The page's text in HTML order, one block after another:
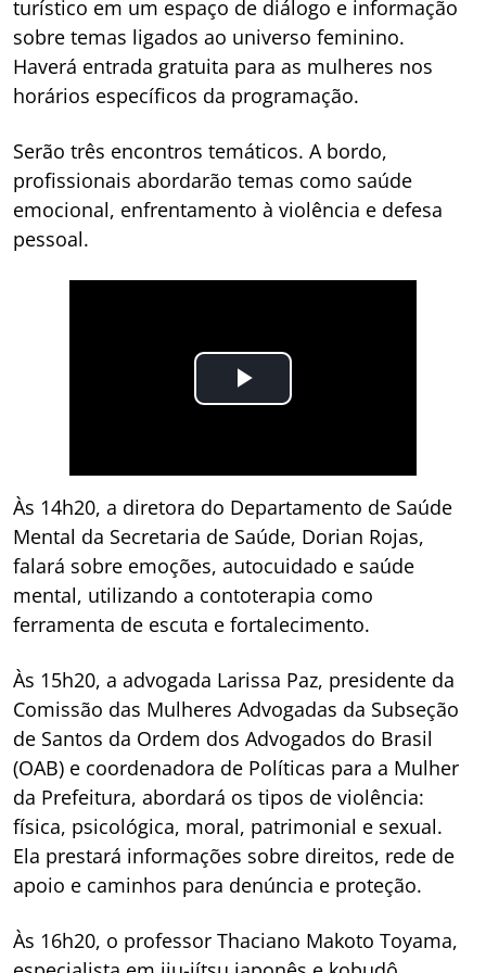
turístico em um espaço de diálogo e informação
sobre temas ligados ao universo feminino.
Haverá entrada gratuita para as mulheres nos
horários específicos da programação.
Serão três encontros temáticos. A bordo,
profissionais abordarão temas como saúde
emocional, enfrentamento à violência e defesa
pessoal.
Às 14h20, a diretora do Departamento de Saúde
Mental da Secretaria de Saúde, Dorian Rojas,
falará sobre emoções, autocuidado e saúde
mental, utilizando a contoterapia como
ferramenta de escuta e fortalecimento.
Às 15h20, a advogada Larissa Paz, presidente da
Comissão das Mulheres Advogadas da Subseção
de Santos da Ordem dos Advogados do Brasil
(OAB) e coordenadora de Políticas para a Mulher
da Prefeitura, abordará os tipos de violência:
física, psicológica, moral, patrimonial e sexual.
Ela prestará informações sobre direitos, rede de
apoio e caminhos para denúncia e proteção.
Às 16h20, o professor Thaciano Makoto Toyama,